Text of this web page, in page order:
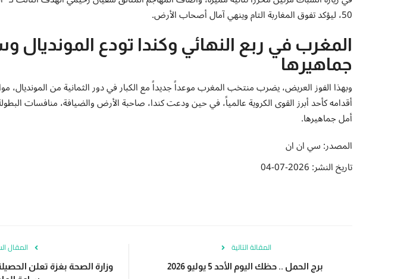
50، ليؤكد تفوق المغاربة التام وينهي آمال أصحاب الأرض.
المغرب في ربع النهائي وكندا تودع المونديال
جماهيرها
وبهذا الفوز العريض، يضرب منتخب المغرب موعداً جديداً مع الكبار في دور الثمانية من المونديال،
أمل جماهيرها.
المصدر: سي ان ان
تاريخ النشر: 2026-07-04
المقال المقالة التالية
برج الحمل .. حظك اليوم الأحد 5 يوليو 2026